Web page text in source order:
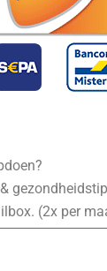
(2x per